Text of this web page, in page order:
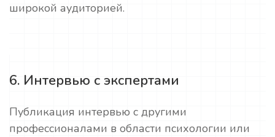
широкой аудиторией.
6. Интервью с экспертами
Публикация интервью с другими
профессионалами в области психологии или